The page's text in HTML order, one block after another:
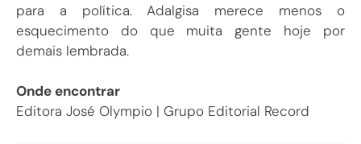
para a política. Adalgisa merece menos o
esquecimento do que muita gente hoje por
demais lembrada.
Onde encontrar
Editora José Olympio | Grupo Editorial Record